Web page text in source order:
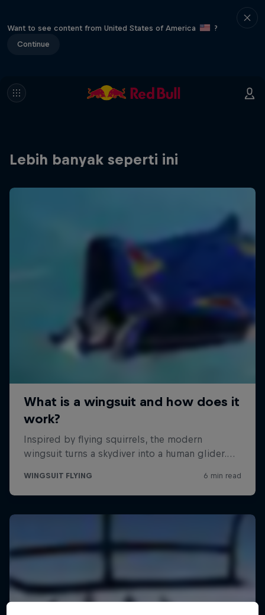
Want to see content from United States of America
?
Continue
Lebih banyak seperti ini